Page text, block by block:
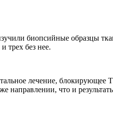
биопсийные образцы
трех без нее.
лечение, блокирующее
направлении, что и